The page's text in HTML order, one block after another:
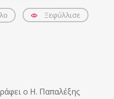
Ξεφύλλισε
ο Η. Παπαλέξης